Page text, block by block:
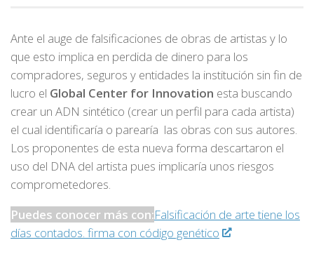
Ante el auge de falsificaciones de obras de artistas y lo
que esto implica en perdida de dinero para los
compradores, seguros y entidades la institución sin fin de
lucro el Global Center for Innovation esta buscando
crear un ADN sintético (crear un perfil para cada artista)
el cual identificaría o parearía las obras con sus autores.
Los proponentes de esta nueva forma descartaron el
uso del DNA del artista pues implicaría unos riesgos
comprometedores.
Puedes conocer más con:Falsificación de arte tiene los
días contados. firma con código genético